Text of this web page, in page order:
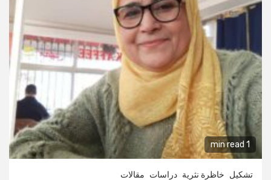
1 min read
تشكيل خاظرة نثرية دراسات مقالات